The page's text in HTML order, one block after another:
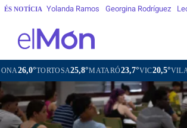
ÉS NOTÍCIA Yolanda Ramos Georgina Rodríguez
25,8°MATARÓ23,7°VIC20,5°VILAFRANCA DEL